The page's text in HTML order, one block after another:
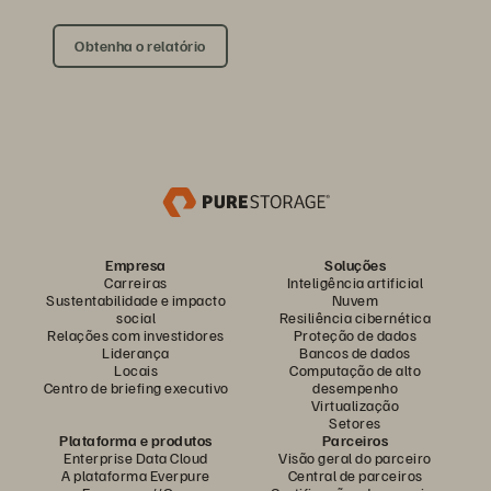
Obtenha o relatório
Empresa
Carreiras
Sustentabilidade e impacto
social
Relações com investidores
Liderança
Locais
Centro de briefing executivo
Soluções
Inteligência artificial
Nuvem
Resiliência cibernética
Proteção de dados
Bancos de dados
Computação de alto
desempenho
Virtualização
Setores
Plataforma e produtos
Enterprise Data Cloud
A plataforma Everpure
Parceiros
Visão geral do parceiro
Central de parceiros